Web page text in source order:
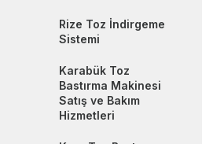
Rize Toz İndirgeme
Sistemi
Karabük Toz
Bastırma Makinesi
Satış ve Bakım
Hizmetleri